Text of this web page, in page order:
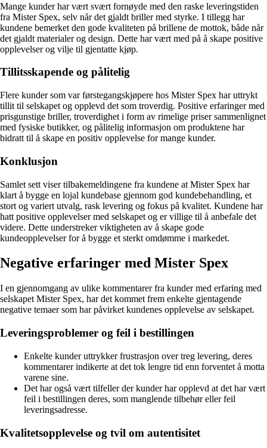
Mange kunder har vært svært fornøyde med den raske leveringstiden
fra Mister Spex, selv når det gjaldt briller med styrke. I tillegg har
kundene bemerket den gode kvaliteten på brillene de mottok, både når
det gjaldt materialer og design. Dette har vært med på å skape positive
opplevelser og vilje til gjentatte kjøp.
Tillitsskapende og pålitelig
Flere kunder som var førstegangskjøpere hos Mister Spex har uttrykt
tillit til selskapet og opplevd det som troverdig. Positive erfaringer med
prisgunstige briller, troverdighet i form av rimelige priser sammenlignet
med fysiske butikker, og pålitelig informasjon om produktene har
bidratt til å skape en positiv opplevelse for mange kunder.
Konklusjon
Samlet sett viser tilbakemeldingene fra kundene at Mister Spex har
klart å bygge en lojal kundebase gjennom god kundebehandling, et
stort og variert utvalg, rask levering og fokus på kvalitet. Kundene har
hatt positive opplevelser med selskapet og er villige til å anbefale det
videre. Dette understreker viktigheten av å skape gode
kundeopplevelser for å bygge et sterkt omdømme i markedet.
Negative erfaringer med Mister Spex
I en gjennomgang av ulike kommentarer fra kunder med erfaring med
selskapet Mister Spex, har det kommet frem enkelte gjentagende
negative temaer som har påvirket kundenes opplevelse av selskapet.
Leveringsproblemer og feil i bestillingen
Enkelte kunder uttrykker frustrasjon over treg levering, deres
kommentarer indikerte at det tok lengre tid enn forventet å motta
varene sine.
Det har også vært tilfeller der kunder har opplevd at det har vært
feil i bestillingen deres, som manglende tilbehør eller feil
leveringsadresse.
Kvalitetsopplevelse og tvil om autentisitet